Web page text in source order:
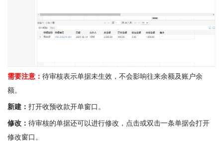
需要注意： 待审核表示单据未生效，不会影响往来余额及账户余
额。
新建： 打开收预收款开单窗口。
修改： 待审核的单据还可以进行修改，点击或双击一条单据会打开
修改窗口。